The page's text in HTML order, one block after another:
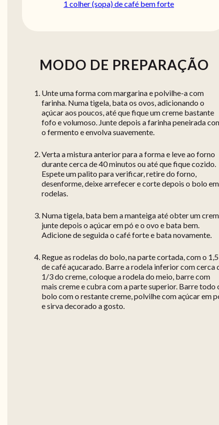
1 colher (sopa) de café bem forte
MODO DE PREPARAÇÃO
Unte uma forma com margarina e polvilhe-a com
farinha. Numa tigela, bata os ovos, adicionando o
açúcar aos poucos, até que fique um creme bastante
fofo e volumoso. Junte depois a farinha peneirada
o fermento e envolva suavemente.
Verta a mistura anterior para a forma e leve ao forno
durante cerca de 40 minutos ou até que fique cozido.
Espete um palito para verificar, retire do forno,
desenforme, deixe arrefecer e corte depois o bolo
rodelas.
Numa tigela, bata bem a manteiga até obter um
junte depois o açúcar em pó e o ovo e bata bem.
Adicione de seguida o café forte e bata novamente.
Regue as rodelas do bolo, na parte cortada, com o
de café açucarado. Barre a rodela inferior com cerca
1/3 do creme, coloque a rodela do meio, barre com
mais creme e cubra com a parte superior. Barre todo
bolo com o restante creme, polvilhe com açúcar em
e sirva decorado a gosto.